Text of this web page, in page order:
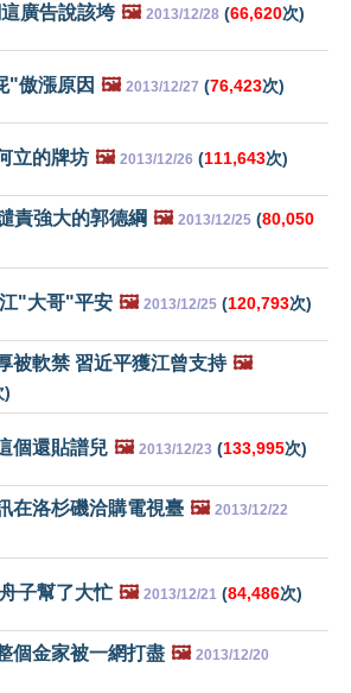
廣告說該垮 🖼️ 2013/12/28 (66,620次)
"傲漲原因 🖼️ 2013/12/27 (76,423次)
立的牌坊 🖼️ 2013/12/26 (111,643次)
責強大的郭德綱 🖼️ 2013/12/25 (80,050
"大哥"平安 🖼️ 2013/12/25 (120,793次)
被軟禁 習近平獲江曾支持 🖼️
)
個還貼譜兒 🖼️ 2013/12/23 (133,995次)
在洛杉磯洽購電視臺 🖼️ 2013/12/22
子幫了大忙 🖼️ 2013/12/21 (84,486次)
個金家被一網打盡 🖼️ 2013/12/20